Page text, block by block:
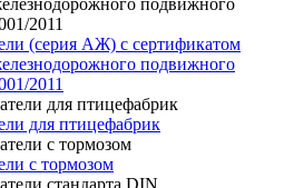
(серия АЖ) с сертификатом
подвижного
2011
для птицефабрик
с тормозом